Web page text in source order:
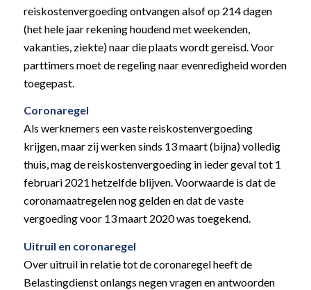
reiskostenvergoeding ontvangen alsof op 214 dagen
(het hele jaar rekening houdend met weekenden,
vakanties, ziekte) naar die plaats wordt gereisd. Voor
parttimers moet de regeling naar evenredigheid worden
toegepast.
Coronaregel
Als werknemers een vaste reiskostenvergoeding
krijgen, maar zij werken sinds 13 maart (bijna) volledig
thuis, mag de reiskostenvergoeding in ieder geval tot 1
februari 2021 hetzelfde blijven. Voorwaarde is dat de
coronamaatregelen nog gelden en dat de vaste
vergoeding voor 13 maart 2020 was toegekend.
Uitruil en coronaregel
Over uitruil in relatie tot de coronaregel heeft de
Belastingdienst onlangs negen vragen en antwoorden